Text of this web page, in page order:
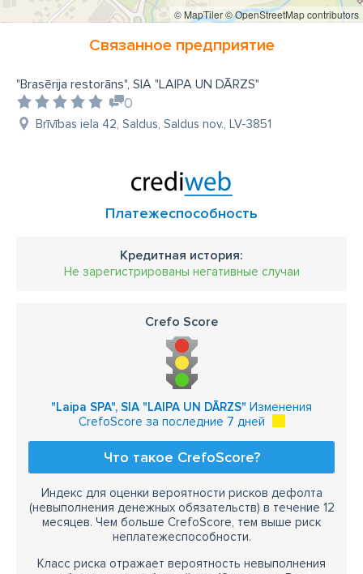
© MapTiler© OpenStreetMap contributors
Связанное предприятие
"Brasērija restorāns", SIA "LAIPA UN DĀRZS"
0
Brīvības iela 42, Saldus, Saldus nov., LV-3851
Платежеспособность
Кредитная история:
Не зарегистрированы негативные случаи
Crefo Score
"Laipa SPA", SIA "LAIPA UN DĀRZS" Изменения
CrefoScore за последние 7 дней
Что такое CrefoScore?
Индекс для оценки вероятности рисков дефолта
(невыполнения денежных обязательств) в течение 12
месяцев. Чем больше CrefoScore, тем выше риск
неплатежеспособности.
Класс риска отражает вероятность невыполнения